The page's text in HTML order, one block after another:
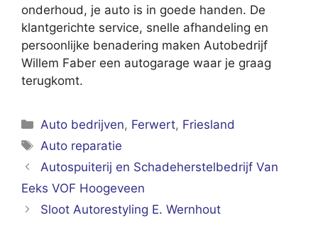
onderhoud, je auto is in goede handen. De
klantgerichte service, snelle afhandeling en
persoonlijke benadering maken Autobedrijf
Willem Faber een autogarage waar je graag
terugkomt.
Categorieën
Auto bedrijven, Ferwert, Friesland
Tags
Auto reparatie
Autospuiterij en Schadeherstelbedrijf Van
Eeks VOF Hoogeveen
Sloot Autorestyling E. Wernhout